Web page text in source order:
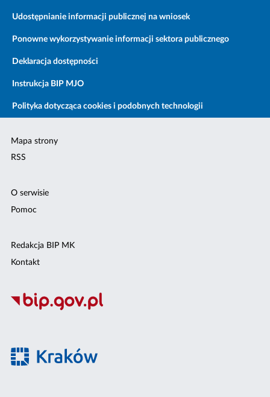
Udostępnianie informacji publicznej na wniosek
Ponowne wykorzystywanie informacji sektora publicznego
Deklaracja dostępności
Instrukcja BIP MJO
Polityka dotycząca cookies i podobnych technologii
Mapa strony
RSS
O serwisie
Pomoc
Redakcja BIP MK
Kontakt